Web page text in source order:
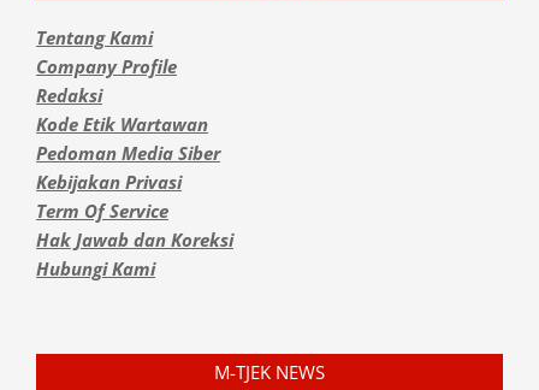
Tentang Kami
Company Profile
Redaksi
Kode Etik Wartawan
Pedoman Media Siber
Kebijakan Privasi
Term Of Service
Hak Jawab dan Koreksi
Hubungi Kami
M-TJEK NEWS